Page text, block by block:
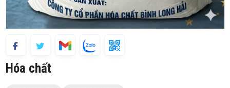
Hóa chất